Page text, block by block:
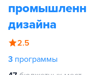
дизайна
2.5
3 программы